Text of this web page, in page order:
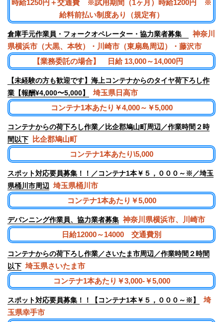
時給1250円＋交通費 ※試用期間（1ヶ月）時給1200円 ※
給料前払い制度あり（規定有）
倉庫手元作業員・フォークオペレーター・協力業者募集
神奈川
県横浜市（大黒、本牧）・川崎市（東扇島周辺）・藤沢市
【業務委託の場合】 日給 13,000～14,000円
【未経験の方も歓迎です】海上コンテナからのタイヤ荷下ろし作
業【報酬¥4,000〜5,000】
埼玉県日高市
コンテナ1本あたり￥4,000～￥5,000
コンテナからの荷下ろし作業／比企郡鳩山町周辺／作業時間２時
間以下 比企郡鳩山町
コンテナ1本あたり\5,000
スポット対応要員募集！！／コンテナ1本￥５，０００～※／埼玉
県桶川市周辺 埼玉県桶川市
コンテナ1本あたり￥5,000
デバンニング作業員、協力業者募集 神奈川県横浜市、川崎市
日給12000～14000 交通費別
コンテナからの荷下ろし作業／さいたま市周辺／作業時間２時間
以下 埼玉県さいたま市
コンテナ1本あたり￥3,000-￥5,000
スポット対応要員募集！！【コンテナ1本￥５，０００～※】
埼
玉県幸手市